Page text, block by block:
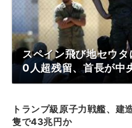
スペイン飛び地セウ
0人超残留、首長が中
トランプ級原子力戦艦、建
隻で43兆円か